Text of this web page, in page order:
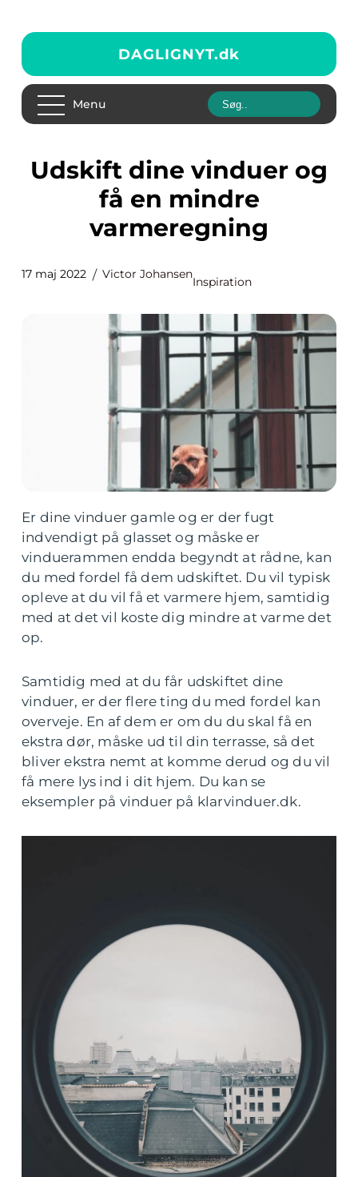
DAGLIGNYT.dk
Menu
Udskift dine vinduer og
få en mindre
varmeregning
17 maj 2022 Victor Johansen
Inspiration
Er dine vinduer gamle og er der fugt
indvendigt på glasset og måske er
vinduerammen endda begyndt at rådne, kan
du med fordel få dem udskiftet. Du vil typisk
opleve at du vil få et varmere hjem, samtidig
med at det vil koste dig mindre at varme det
op.
Samtidig med at du får udskiftet dine
vinduer, er der flere ting du med fordel kan
overveje. En af dem er om du du skal få en
ekstra dør, måske ud til din terrasse, så det
bliver ekstra nemt at komme derud og du vil
få mere lys ind i dit hjem. Du kan se
eksempler på vinduer på klarvinduer.dk.